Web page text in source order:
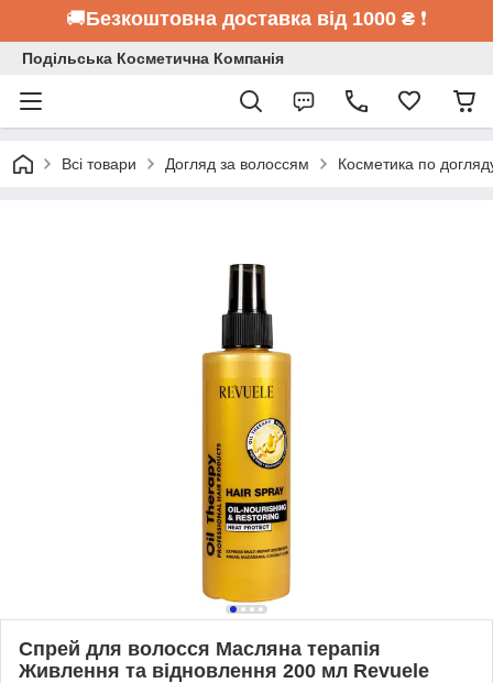
🚚Безкоштовна доставка від 1000 ₴ ❗
Подільська Косметична Компанія
Всі товари Догляд за волоссям Косметика по
Спрей для волосся Масляна терапія
Живлення та відновлення 200 мл Revuele